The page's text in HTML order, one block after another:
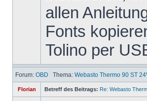
allen
Fonts
Tolino per
Forum: OBD Thema: Webasto Thermo 90 ST
Florian Betreff des Beitrags: Re: Webasto